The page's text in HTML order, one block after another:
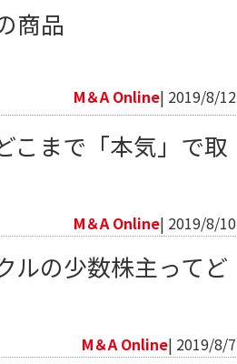
商品
M＆A Online| 2019/8/12
こまで「本気」で取
M＆A Online| 2019/8/10
ルの少数株主ってど
M＆A Online| 2019/8/7